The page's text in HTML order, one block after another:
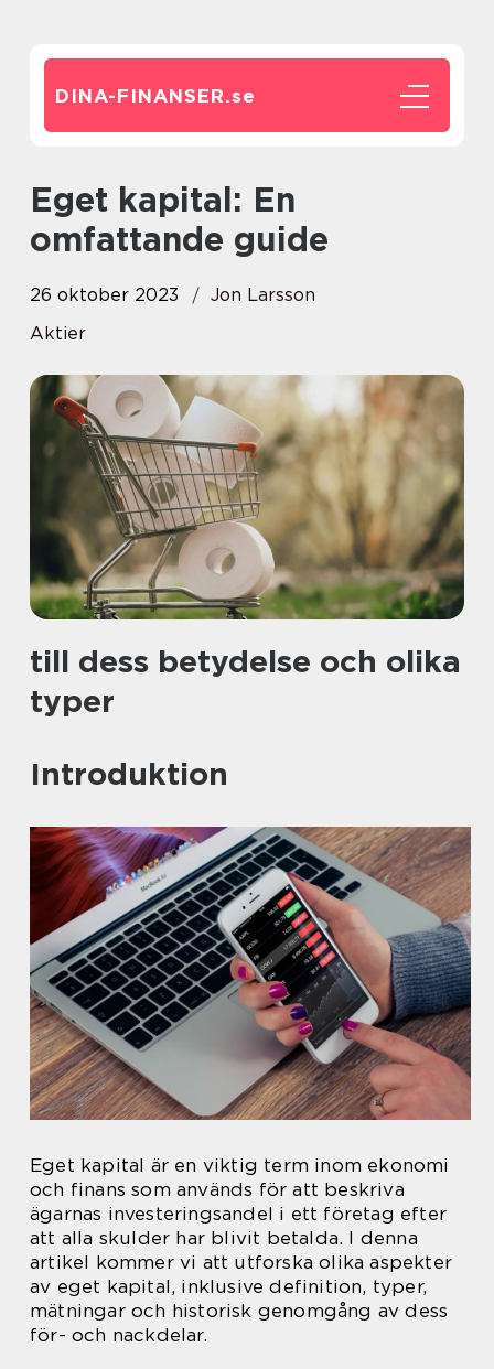
DINA-FINANSER.se
Eget kapital: En
omfattande guide
26 oktober 2023
Jon Larsson
Aktier
till dess betydelse och olika
typer
Introduktion
Eget kapital är en viktig term inom ekonomi
och finans som används för att beskriva
ägarnas investeringsandel i ett företag efter
att alla skulder har blivit betalda. I denna
artikel kommer vi att utforska olika aspekter
av eget kapital, inklusive definition, typer,
mätningar och historisk genomgång av dess
för- och nackdelar.